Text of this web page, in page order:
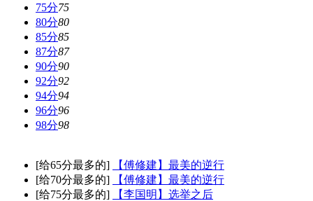
75分75
80分80
85分85
87分87
90分90
92分92
94分94
96分96
98分98
[给65分最多的]
【傅修建】最美的逆行
[给70分最多的]
【傅修建】最美的逆行
[给75分最多的]
【李国明】选举之后